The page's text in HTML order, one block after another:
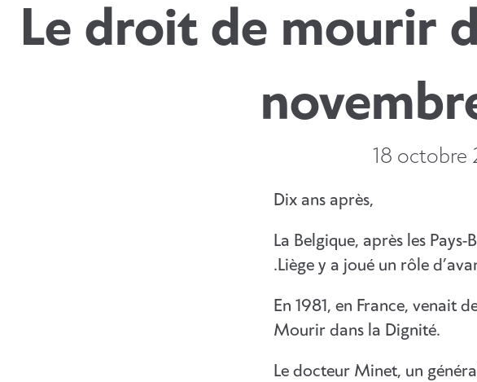
Le droit de mourir
18 octobre
Dix ans après,
La Belgique, après les
.Liège y a joué un rôle
En 1981, en France, venait
Mourir dans la Dignité.
Le docteur Minet, un